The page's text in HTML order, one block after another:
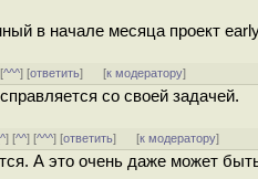
в начале месяца проект
^^^] [ответить] [к модератору]
со своей задачей.
^] [^^] [^^^] [ответить] [к модератору]
А это очень даже может